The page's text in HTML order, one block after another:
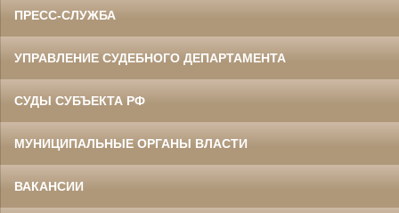
ПРЕСС-СЛУЖБА
УПРАВЛЕНИЕ СУДЕБНОГО ДЕПАРТАМЕНТА
СУДЫ СУБЪЕКТА РФ
МУНИЦИПАЛЬНЫЕ ОРГАНЫ ВЛАСТИ
ВАКАНСИИ